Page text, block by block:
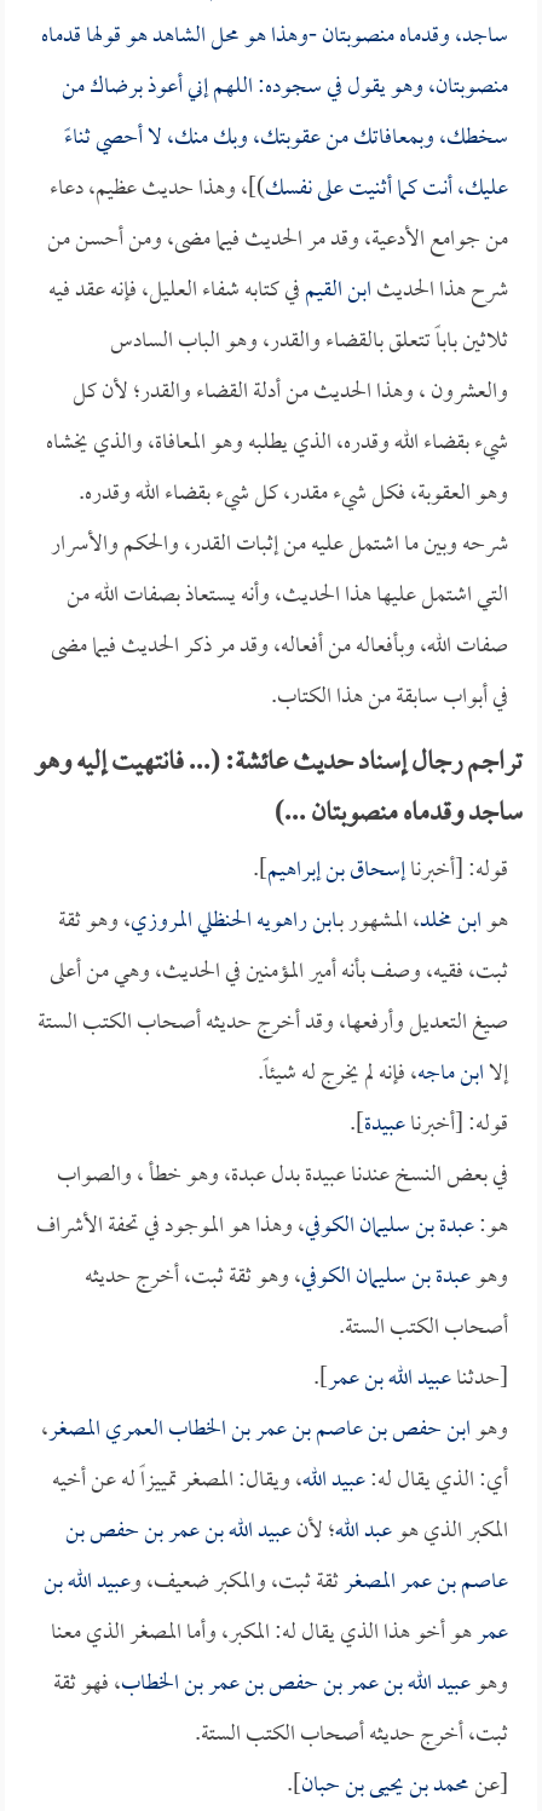
ساجد، وقدماه منصوبتان -وهذا هو محل الشاهد هو قولها قدماه
منصوبتان، وهو يقول في سجوده: اللهم إني أعوذ برضاك من
سخطك، وبمعافاتك من عقوبتك، وبك منك، لا أحصي ثناءً
عليك، أنت كما أثنيت على نفسك)]، وهذا حديث عظيم، دعاء
من جوامع الأدعية، وقد مر الحديث فيما مضى، ومن أحسن من
شرح هذا الحديثابن القيمفي كتابه شفاء العليل، فإنه عقد فيه
ثلاثين باباً تتعلق بالقضاء والقدر، وهو الباب السادس
والعشرون ، وهذا الحديث من أدلة القضاء والقدر؛ لأن كل
شيء بقضاء الله وقدره، الذي يطلبه وهو المعافاة، والذي يخشاه
وهو العقوبة، فكل شيء مقدر، كل شيء بقضاء الله وقدره.
شرحه وبين ما اشتمل عليه من إثبات القدر، والحكم والأسرار
التي اشتمل عليها هذا الحديث، وأنه يستعاذ بصفات الله من
صفات الله، وبأفعاله من أفعاله، وقد مر ذكر الحديث فيما مضى
في أبواب سابقة من هذا الكتاب.
تراجم رجال إسناد حديث عائشة: (... فانتهيت إليه وهو
ساجد وقدماه منصوبتان ...)
قوله: [أخبرناإسحاق بن إبراهيم].
هوابن مخلد، المشهور بـابن راهويه الحنظلي المروزي، وهو ثقة
ثبت، فقيه، وصف بأنه أمير المؤمنين في الحديث، وهي من أعلى
صيغ التعديل وأرفعها، وقد أخرج حديثه أصحاب الكتب الستة
إلاابن ماجه، فإنه لم يخرج له شيئاً.
قوله: [أخبرناعبيدة].
في بعض النسخ عندنا عبيدة بدل عبدة، وهو خطأ ، والصواب
هو:عبدة بن سليمان الكوفي، وهذا هو الموجود في تحفة الأشراف
وهوعبدة بن سليمان الكوفي، وهو ثقة ثبت، أخرج حديثه
أصحاب الكتب الستة.
[حدثناعبيد الله بن عمر].
وهوابن حفص بن عاصم بن عمر بن الخطاب العمري المصغر،
أي: الذي يقال له:عبيد الله، ويقال: المصغر تمييزاً له عن أخيه
المكبر الذي هوعبد الله؛ لأنعبيد الله بن عمر بن حفص بن
عاصم بن عمر المصغرثقة ثبت، والمكبر ضعيف، وعبيد الله بن
عمرهو أخو هذا الذي يقال له: المكبر، وأما المصغر الذي معنا
وهوعبيد الله بن عمر بن حفص بن عمر بن الخطاب، فهو ثقة
ثبت، أخرج حديثه أصحاب الكتب الستة.
[عنمحمد بن يحيى بن حبان].